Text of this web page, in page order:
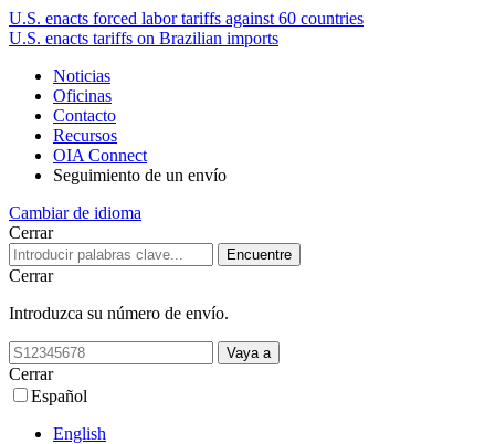
U.S. enacts forced labor tariffs against 60 countries
U.S. enacts tariffs on Brazilian imports
Noticias
Oficinas
Contacto
Recursos
OIA Connect
Seguimiento de un envío
Cambiar de idioma
Cerrar
Cerrar
Introduzca su número de envío.
Cerrar
Español
English